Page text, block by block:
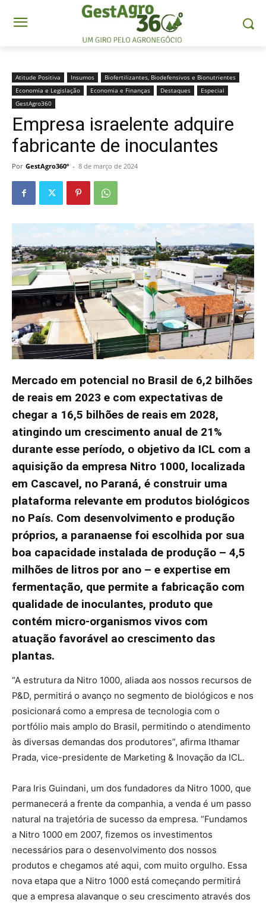
Atitude Positiva Insumos
Biofertilizantes, Biodefensivos e Bionutrientes
Economia e Legislação
Economia e Finanças Destaques
Especial
GestAgro360
Empresa israelente adquire
fabricante de inoculantes
Por GestAgro360º - 8 de março de 2024
Mercado em potencial no Brasil de 6,2 bilhões
de reais em 2023 e com expectativas de
chegar a 16,5 bilhões de reais em 2028,
atingindo um crescimento anual de 21%
durante esse período, o objetivo da ICL com a
aquisição da empresa Nitro 1000, localizada
em Cascavel, no Paraná, é construir uma
plataforma relevante em produtos biológicos
no País. Com desenvolvimento e produção
próprios, a paranaense foi escolhida por sua
boa capacidade instalada de produção – 4,5
milhões de litros por ano – e expertise em
fermentação, que permite a fabricação com
qualidade de inoculantes, produto que
contém micro-organismos vivos com
atuação favorável ao crescimento das
plantas.
“A estrutura da Nitro 1000, aliada aos nossos recursos de
P&D, permitirá o avanço no segmento de biológicos e nos
posicionará como a empresa de tecnologia com o
portfólio mais amplo do Brasil, permitindo o atendimento
às diversas demandas dos produtores”, afirma Ithamar
Prada, vice-presidente de Marketing & Inovação da ICL.
Para Iris Guindani, um dos fundadores da Nitro 1000, que
permanecerá a frente da companhia, a venda é um passo
natural na trajetória de sucesso da empresa. “Fundamos
a Nitro 1000 em 2007, fizemos os investimentos
necessários para o desenvolvimento dos nossos
produtos e chegamos até aqui, com muito orgulho. Essa
nova etapa que a Nitro 1000 está começando permitirá
que a empresa alavanque o seu crescimento através dos